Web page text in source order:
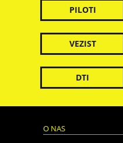
PILOTI
VEZIST
DTI
O NAS